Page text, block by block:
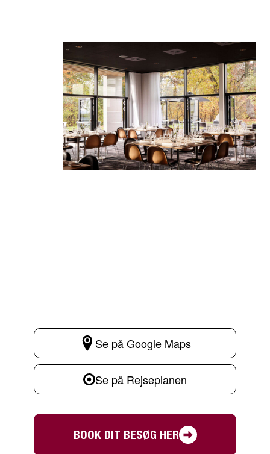
Se på Google Maps
Se på Rejseplanen
BOOK DIT BESØG HER